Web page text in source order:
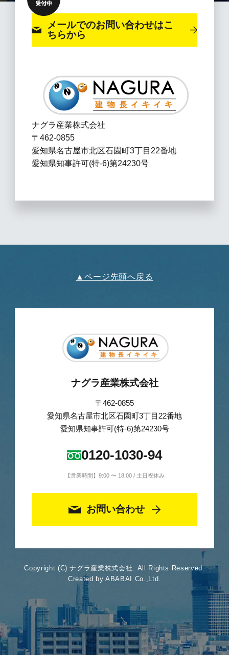
メールでのお問い合わせはこ
ちらから
ナグラ産業株式会社
〒462-0855
愛知県名古屋市北区石園町3丁目22番地
愛知県知事許可(特-6)第24230号
▲ページ先頭へ戻る
Copyright (C) ナグラ産業株式会社. All Rights Reserved.
Created by ABABAI Co.,Ltd.
ナグラ産業株式会社
〒462-0855
愛知県名古屋市北区石園町3丁目22番地
愛知県知事許可(特-6)第24230号
0120-1030-94
【営業時間】9:00 〜 18:00 / 土日祝休み
お問い合わせ